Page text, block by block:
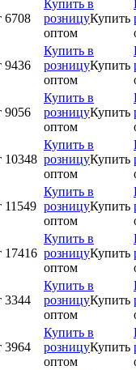
6708
Купить в
розницуКупить
оптом
9436
Купить в
розницуКупить
оптом
9056
Купить в
розницуКупить
оптом
10348
Купить в
розницуКупить
оптом
11549
Купить в
розницуКупить
оптом
17416
Купить в
розницуКупить
оптом
3344
Купить в
розницуКупить
оптом
3964
Купить в
розницуКупить
оптом